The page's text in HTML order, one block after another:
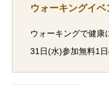
ウォーキングイ
ウォーキングで健康
31日(水)参加無料1